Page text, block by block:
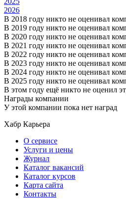
2026
В 2018 году никто не оценивал
В 2019 году никто не оценивал
В 2020 году никто не оценивал
В 2021 году никто не оценивал
В 2022 году никто не оценивал
В 2023 году никто не оценивал
В 2024 году никто не оценивал
В 2025 году никто не оценивал
В этом году ещё никто не оценил
Награды компании
У этой компании пока нет наград
Хабр Карьера
О сервисе
Услуги и цены
Журнал
Каталог вакансий
Каталог курсов
Карта сайта
Контакты